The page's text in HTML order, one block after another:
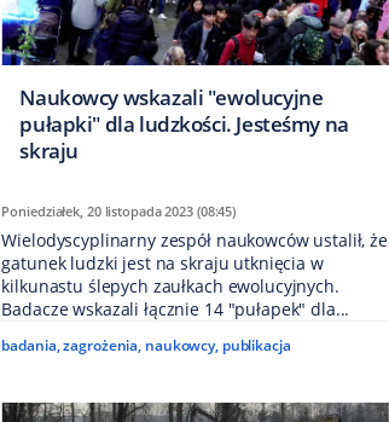
Naukowcy wskazali "ewolucyjne
pułapki" dla ludzkości. Jesteśmy na
skraju
Poniedziałek, 20 listopada 2023 (08:45)
Wielodyscyplinarny zespół naukowców ustalił, że
gatunek ludzki jest na skraju utknięcia w
kilkunastu ślepych zaułkach ewolucyjnych.
Badacze wskazali łącznie 14 "pułapek" dla...
badania,zagrożenia, naukowcy, publikacja